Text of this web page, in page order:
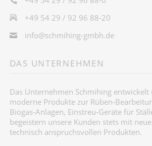
+49 54 29 / 92 96 88-20
info@schmihing-gmbh.de
DAS UNTERNEHMEN
Das Unternehmen Schmihing
moderne Produkte zur Rüben-
Biogas-Anlagen, Einstreu-Geräte für
begeistern unsere Kunden stets mit
technisch anspruchsvollen Produkten.